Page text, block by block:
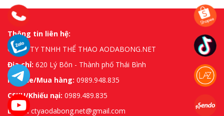
Thông tin liên hệ:
CÔNG TY TNHH THỂ THAO AODABONG.NET
Địa chỉ: 620 Lý Bôn - Thành phố Thái Bình
Hotline/Mua hàng: 0989.948.835
CSKH/Khiếu nại: 0989.489.835
Email:ctyaodabong.net@gmail.com